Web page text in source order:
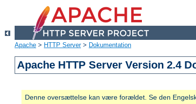
Apache > HTTP Server> Dokumentation
Apache HTTP Server Version 2.4
Denne oversættelse kan være forældet. Se den